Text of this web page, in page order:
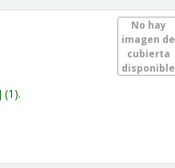
No hay
imagen de
cubierta
disponible
(1).